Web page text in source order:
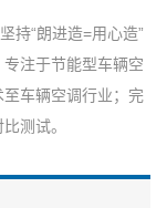
持“朗进造=用心造”
注于节能型车辆空
车辆空调行业；完
测试。